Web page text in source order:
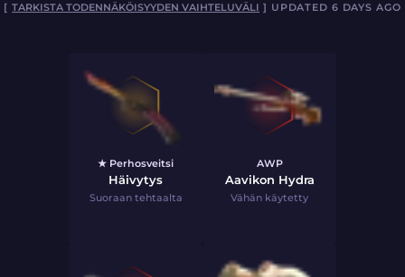
[TARKISTA TODENNÄKÖISYYDEN VAIHTELUVÄLI ] UPDATED 6 DAYS AGO
★ Perhosveitsi
Häivytys
Suoraan tehtaalta
AWP
Aavikon Hydra
Vähän käytetty